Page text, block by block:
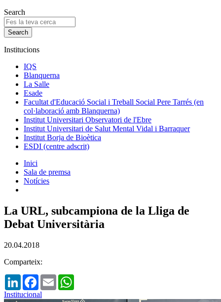
Search
Institucions
IQS
Blanquerna
La Salle
Esade
Facultat d'Educació Social i Treball Social Pere Tarrés (en
col·laboració amb Blanquerna)
Institut Universitari Observatori de l'Ebre
Institut Universitari de Salut Mental Vidal i Barraquer
Institut Borja de Bioètica
ESDI (centre adscrit)
Inici
Sala de premsa
Notícies
La URL, subcampiona de la Lliga de
Debat Universitària
20.04.2018
Comparteix:
LinkedInFacebook
Email
Institucional